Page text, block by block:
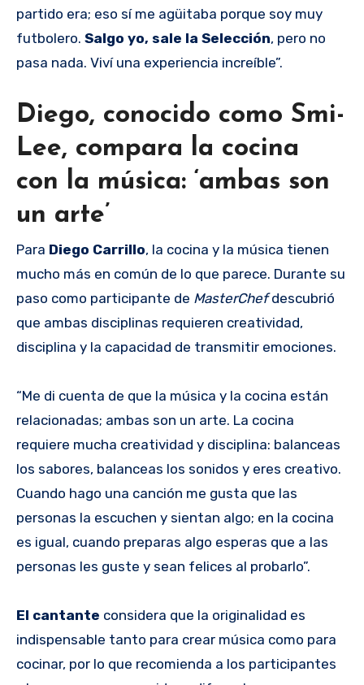
partido era; eso sí me agüitaba porque soy muy
futbolero. Salgo yo, sale la Selección, pero no
pasa nada. Viví una experiencia increíble”.
Diego, conocido como Smi-
Lee, compara la cocina
con la música: ‘ambas son
un arte’
Para Diego Carrillo, la cocina y la música tienen
mucho más en común de lo que parece. Durante su
paso como participante de MasterChefdescubrió
que ambas disciplinas requieren creatividad,
disciplina y la capacidad de transmitir emociones.
“Me di cuenta de que la música y la cocina están
relacionadas; ambas son un arte. La cocina
requiere mucha creatividad y disciplina: balanceas
los sabores, balanceas los sonidos y eres creativo.
Cuando hago una canción me gusta que las
personas la escuchen y sientan algo; en la cocina
es igual, cuando preparas algo esperas que a las
personas les guste y sean felices al probarlo”.
El cantante considera que la originalidad es
indispensable tanto para crear música como para
cocinar, por lo que recomienda a los participantes